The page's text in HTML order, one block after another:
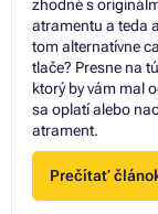
zhodné s
atramentu a teda
tom alternatívne
tlače? Presne na
ktorý by vám mal
sa oplatí alebo
atrament.
Prečítať